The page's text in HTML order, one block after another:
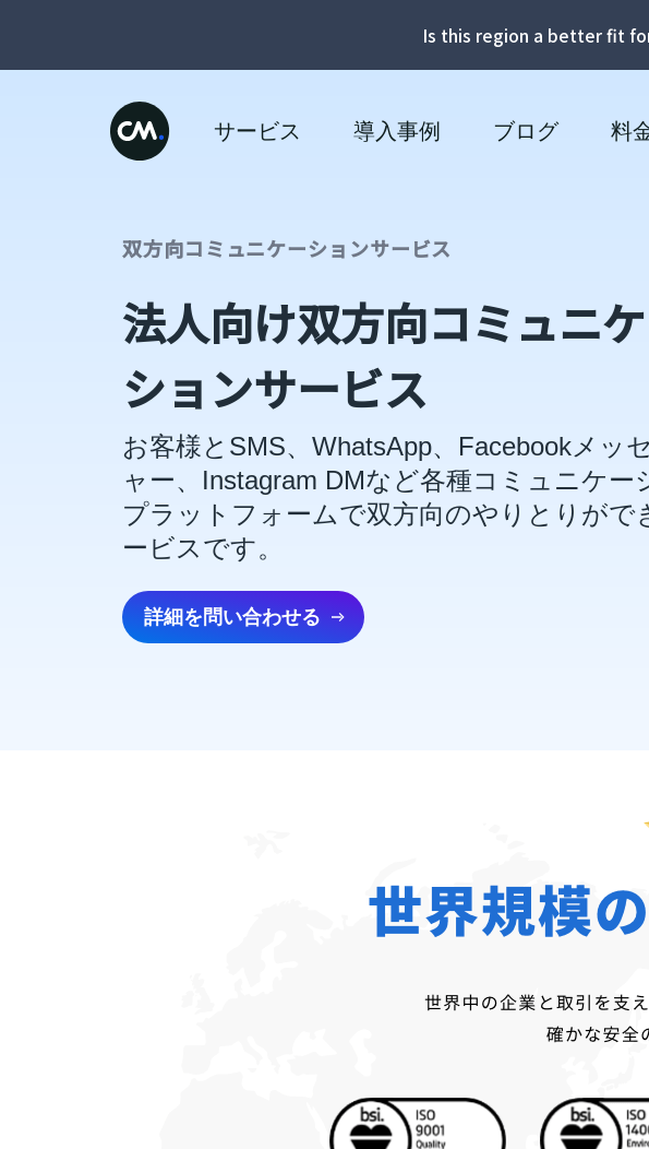
サービス 導入事例 ブログ 料
双方向コミュニケーションサービス
法人向け双方向コミュニ
ションサービス
お客様とSMS、WhatsApp、Facebookメッ
ャー、Instagram DMなど各種コミュニケー
プラットフォームで双方向のやりとりがで
ービスです。
詳細を問い合わせる
Is this region a better fit